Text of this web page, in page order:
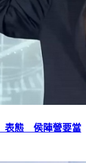
表態 侯陣營要當